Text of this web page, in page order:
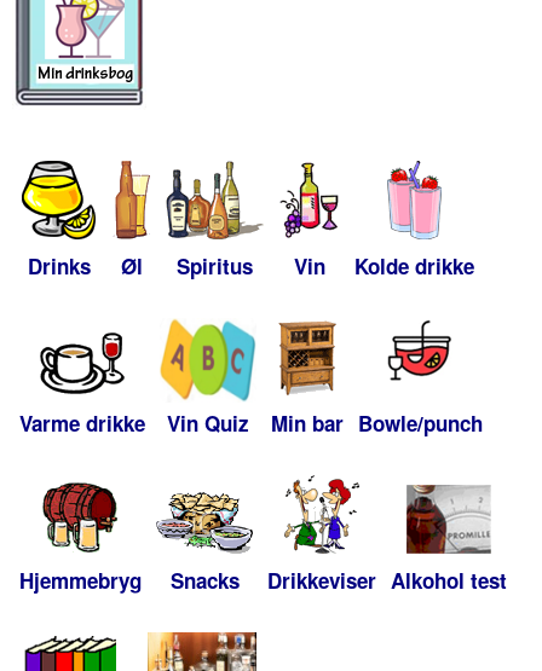
Drinks Øl Spiritus Vin Kolde drikke
Varme drikke Vin Quiz Min bar Bowle/punch
Hjemmebryg Snacks Drikkeviser Alkohol test